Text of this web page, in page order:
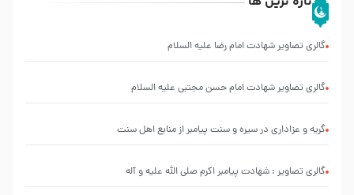
گالری تصاویر شهادت امام رضا علیه السلام
گالری تصاویر شهادت امام حسن مجتبی علیه السلام
گریه و عزاداری در سیره و سنت پیامبر از منابع اهل سنت
گالری تصاویر : شهادت پیامبر اکرم صلی الله علیه و آله